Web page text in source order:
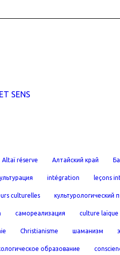
SENS
Altaï réserve Алтайский край
intégration leçons
culturelles культурологический
самореализация culture laïque
Christianisme шаманизм
образование